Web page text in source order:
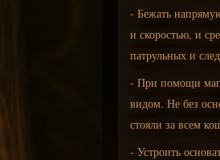
- Бежать
и скоростью, и
патрульных и
- При помощи
видом. Не без
стояли за всем
- Устроить